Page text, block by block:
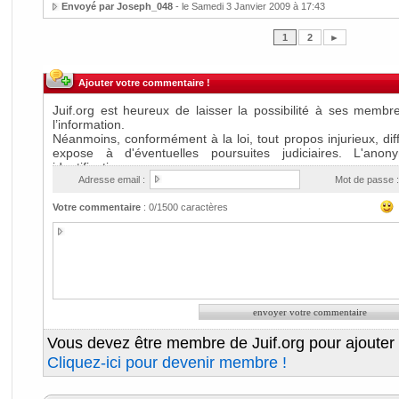
Envoyé par Joseph_048- le Samedi 3 Janvier 2009 à 17:43
1 2 ►
Ajouter votre commentaire !
Adresse email : Mot de passe :
Votre commentaire: 0/1500 caractères
Vous devez être membre de Juif.org pour
Cliquez-ici pour devenir membre !